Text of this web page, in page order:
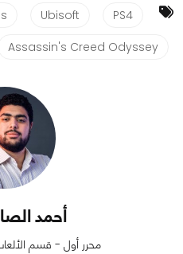
PS4
Ubisoft
Assassin's Creed Odyssey
أحمد
محرر أول - قسم الألعاب